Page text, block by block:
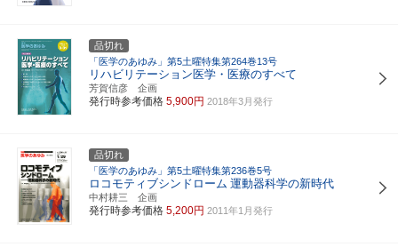
品切れ
「医学のあゆみ」第5土曜特集第264巻13号
リハビリテーション医学・医療のすべて
芳賀信彦 企画
発行時参考価格 5,900円 2018年3月発行
品切れ
「医学のあゆみ」第5土曜特集第236巻5号
ロコモティブシンドローム 運動器科学の新時代
中村耕三 企画
発行時参考価格 5,200円 2011年1月発行